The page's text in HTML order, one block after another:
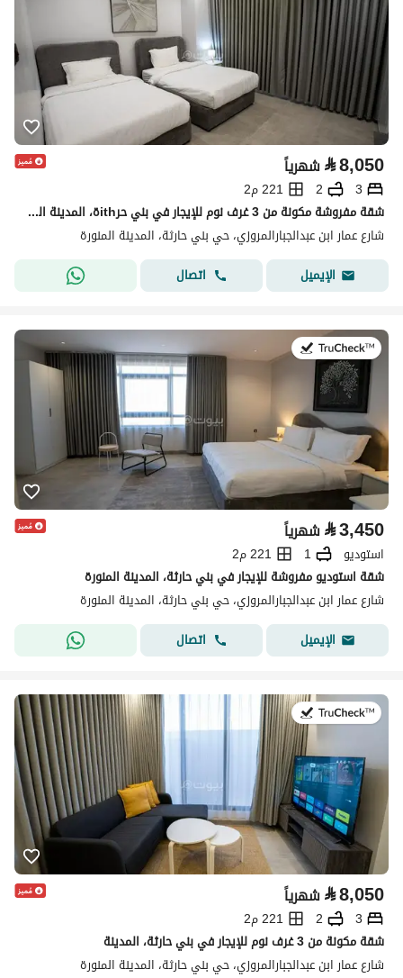
⃁8,050 شهرياً
3
2
221 م2
شقة مفروشة مكونة من 3 غرف نوم للإيجار في بني حرithة، المدينة المنورة
شارع عمار ابن عبدالجبارالمروزي، حي بني حارثة، المدينة المنورة
الإيميل
اتصال
في:19 يوليو 2026
⃁3,450 شهرياً
استوديو 1
221 م2
شقة استوديو مفروشة للإيجار في بني حارثة، المدينة المنورة
شارع عمار ابن عبدالجبارالمروزي، حي بني حارثة، المدينة المنورة
الإيميل
اتصال
في:19 يوليو 2026
⃁8,050 شهرياً
3
2
221 م2
شقة مكونة من 3 غرف نوم للإيجار في بني حارثة، المدينة
شارع عمار ابن عبدالجبارالمروزي، حي بني حارثة، المدينة المنورة